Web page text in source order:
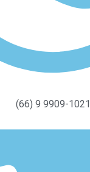
(66) 9 9909-1021